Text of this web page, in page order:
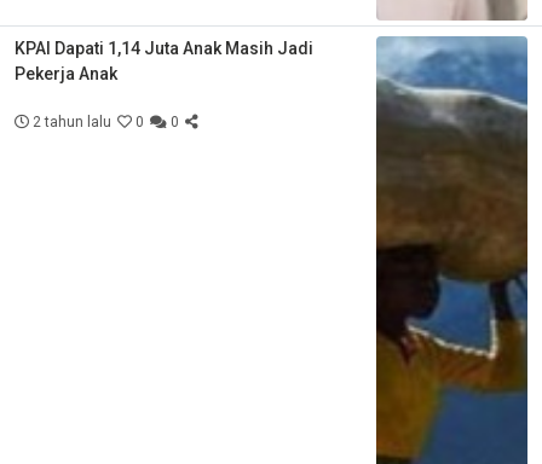
KPAI Dapati 1,14 Juta Anak Masih Jadi
Pekerja Anak
2 tahun lalu 0 0